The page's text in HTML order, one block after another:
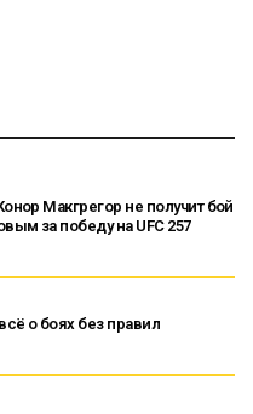
Макгрегор не получит бой
за победу на UFC 257
о боях без правил